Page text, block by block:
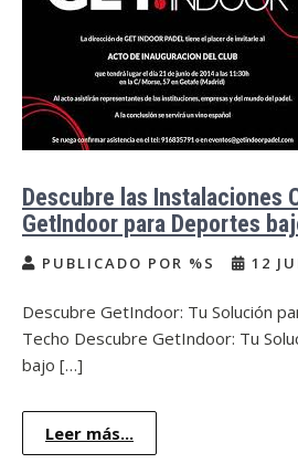
Descubre las Instalaciones
GetIndoor para Deportes
PUBLICADO POR %S 12
Descubre GetIndoor: Tu Solución
Techo Descubre GetIndoor: Tu
bajo […]
Leer más...